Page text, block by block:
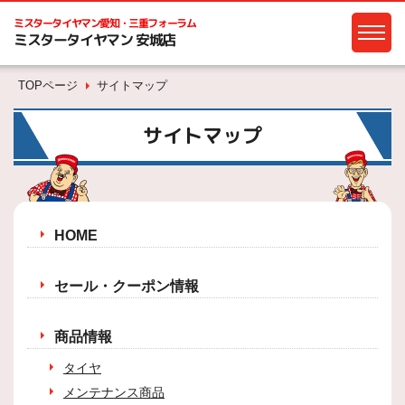
ミスタータイヤマン愛知・三重フォーラム
ミスタータイヤマン 安城店
TOPページ サイトマップ
サイトマップ
HOME
セール・クーポン情報
商品情報
タイヤ
メンテナンス商品